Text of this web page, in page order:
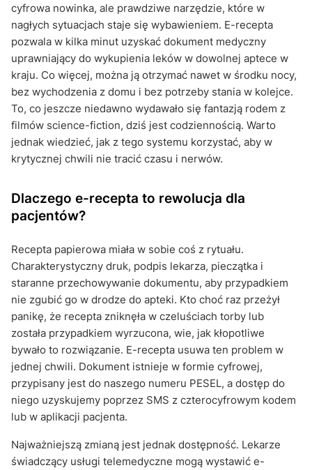
cyfrowa nowinka, ale prawdziwe narzędzie, które w
nagłych sytuacjach staje się wybawieniem. E-recepta
pozwala w kilka minut uzyskać dokument medyczny
uprawniający do wykupienia leków w dowolnej aptece w
kraju. Co więcej, można ją otrzymać nawet w środku nocy,
bez wychodzenia z domu i bez potrzeby stania w kolejce.
To, co jeszcze niedawno wydawało się fantazją rodem z
filmów science-fiction, dziś jest codziennością. Warto
jednak wiedzieć, jak z tego systemu korzystać, aby w
krytycznej chwili nie tracić czasu i nerwów.
Dlaczego e-recepta to rewolucja dla
pacjentów?
Recepta papierowa miała w sobie coś z rytuału.
Charakterystyczny druk, podpis lekarza, pieczątka i
staranne przechowywanie dokumentu, aby przypadkiem
nie zgubić go w drodze do apteki. Kto choć raz przeżył
panikę, że recepta zniknęła w czeluściach torby lub
została przypadkiem wyrzucona, wie, jak kłopotliwe
bywało to rozwiązanie. E-recepta usuwa ten problem w
jednej chwili. Dokument istnieje w formie cyfrowej,
przypisany jest do naszego numeru PESEL, a dostęp do
niego uzyskujemy poprzez SMS z czterocyfrowym kodem
lub w aplikacji pacjenta.
Najważniejszą zmianą jest jednak dostępność. Lekarze
świadczący usługi telemedyczne mogą wystawić e-